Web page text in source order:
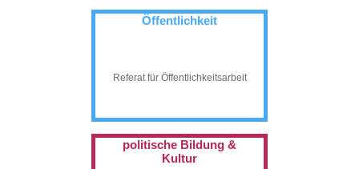
Öffentlichkeit
Referat für Öffentlichkeitsarbeit
politische Bildung &
Kultur